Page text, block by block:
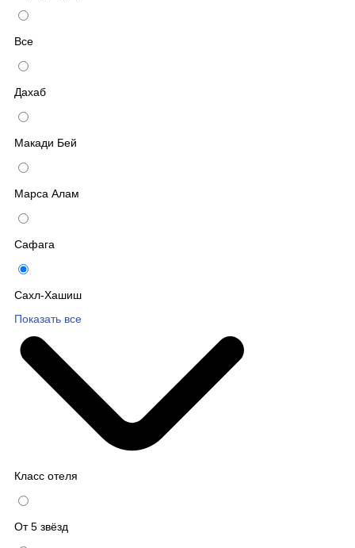
Все
Дахаб
Макади Бей
Марса Алам
Сафага
Сахл-Хашиш
Показать все
Класс отеля
От 5 звёзд